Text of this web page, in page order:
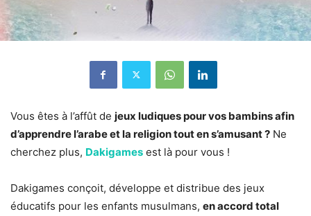
Vous êtes à l’affût de jeux ludiques pour vos bambins afin
d’apprendre l’arabe et la religion tout en s’amusant ? Ne
cherchez plus, Dakigames est là pour vous !
Dakigames conçoit, développe et distribue des jeux
éducatifs pour les enfants musulmans, en accord total